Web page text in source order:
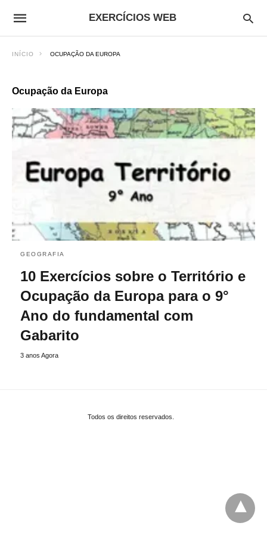
EXERCÍCIOS WEB
INÍCIO OCUPAÇÃO DA EUROPA
Ocupação da Europa
GEOGRAFIA
10 Exercícios sobre o Território e
Ocupação da Europa para o 9°
Ano do fundamental com
Gabarito
3 anos Agora
Todos os direitos reservados.